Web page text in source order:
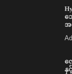
ဘ
အ
လ
နှ